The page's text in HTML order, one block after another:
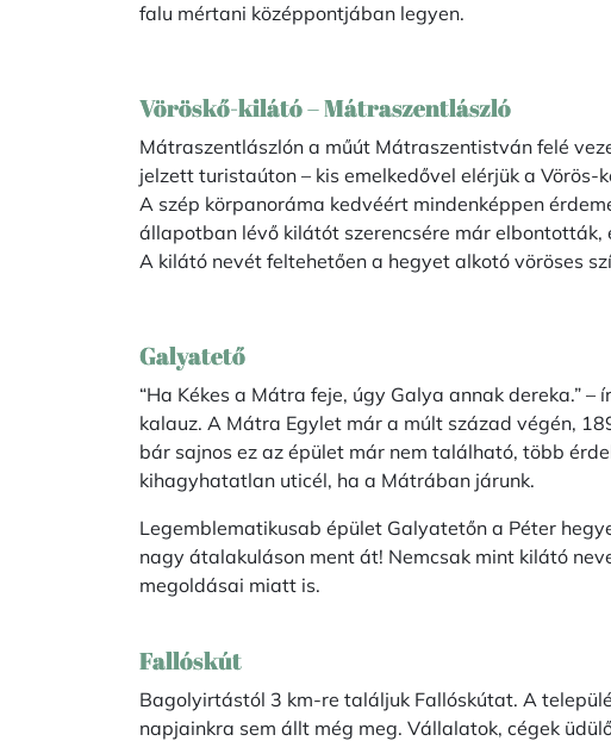
falu mértani középpontjában legyen.
Vöröskő-kilátó – Mátraszentlászló
Mátraszentlászlón a műút Mátraszentistván felé
jelzett turistaúton – kis emelkedővel elérjük a Vörös-
A szép körpanoráma kedvéért mindenképpen
állapotban lévő kilátót szerencsére már elbontották,
A kilátó nevét feltehetően a hegyet alkotó vöröses
Galyatető
“Ha Kékes a Mátra feje, úgy Galya annak dereka.”
kalauz. A Mátra Egylet már a múlt század végén,
bár sajnos ez az épület már nem található, több
kihagyhatatlan uticél, ha a Mátrában járunk.
Legemblematikusab épület Galyatetőn a Péter
nagy átalakuláson ment át! Nemcsak mint kilátó
megoldásai miatt is.
Fallóskút
Bagolyirtástól 3 km-re találjuk Fallóskútat. A
napjainkra sem állt még meg. Vállalatok, cégek